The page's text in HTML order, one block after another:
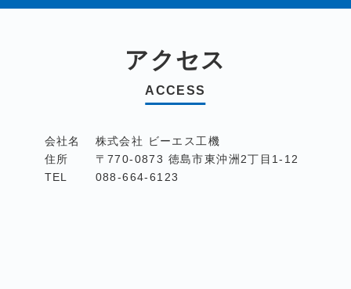
アクセス
ACCESS
会社名
株式会社 ビーエス工機
住所
〒770-0873 徳島市東沖洲2丁目1-12
TEL
088-664-6123